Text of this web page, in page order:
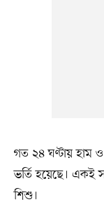
গত ২৪ ঘণ্টায় হাম
ভর্তি হয়েছে। একই
শিশু।